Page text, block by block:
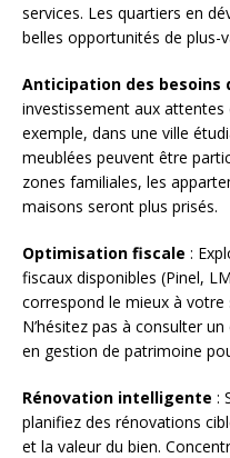
services. Les quartiers en
belles opportunités de plus-
Anticipation des besoins
investissement aux
exemple, dans une ville
meublées peuvent être
zones familiales, les
maisons seront plus prisés.
Optimisation fiscale :
fiscaux disponibles (Pinel,
correspond le mieux à
N’hésitez pas à consulter
en gestion de patrimoine
Rénovation intelligente :
planifiez des rénovations
et la valeur du bien.